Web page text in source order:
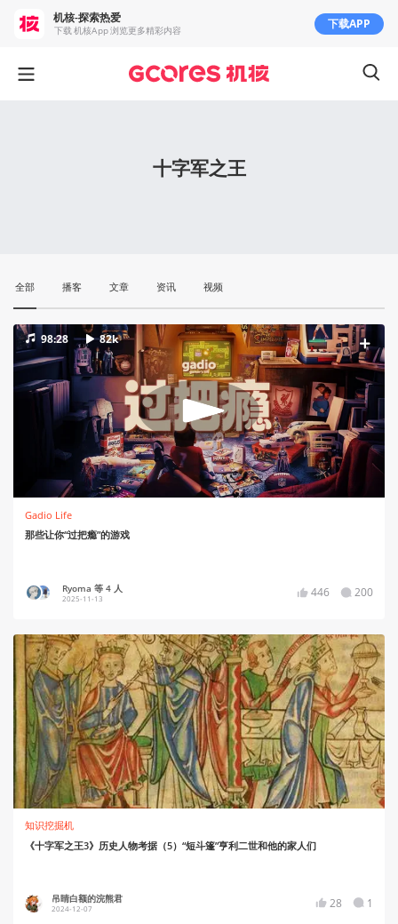
十字军之王
全部 播客 文章 资讯 视频
98:28 82k
Gadio Life
那些让你“过把瘾”的游戏
Ryoma 等 4 人
2025-11-13 446 200
知识挖掘机
《十字军之王3》历史人物考据（5）“短斗篷”亨利二世和他的家人们
吊睛白额的浣熊君
2024-12-07 28 1
机核-探索热爱
下载 机核App 浏览更多精彩内容 下载APP